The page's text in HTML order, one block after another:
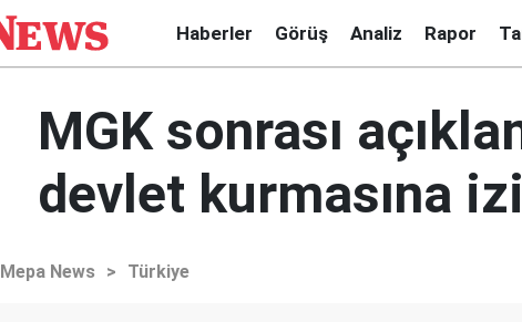
Haberler Görüş Analiz Rapor
MGK sonrası
devlet kurmasına
Mepa News > Türkiye